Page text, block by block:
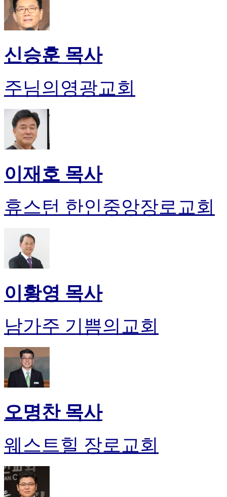
신승훈 목사
주님의영광교회
이재호 목사
휴스턴 한인중앙장로교회
이황영 목사
남가주 기쁨의교회
오명찬 목사
웨스트힐 장로교회